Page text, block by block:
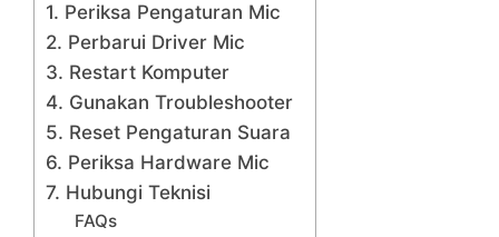
1. Periksa Pengaturan Mic
2. Perbarui Driver Mic
3. Restart Komputer
4. Gunakan Troubleshooter
5. Reset Pengaturan Suara
6. Periksa Hardware Mic
7. Hubungi Teknisi
FAQs